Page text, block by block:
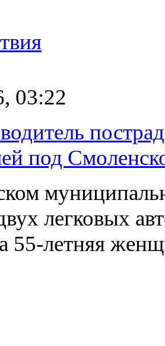
03:22
под
легковых
55-летняя